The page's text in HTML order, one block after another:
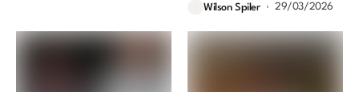
Wilson Spiler 29/03/2026